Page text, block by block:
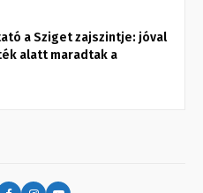
a Sziget zajszintje: jóval
alatt maradtak a